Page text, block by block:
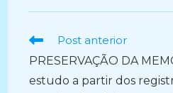
Ler
artigos
Post anterior
PRESERVAÇÃO DA
estudo a partir dos